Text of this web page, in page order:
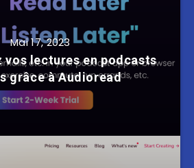
Mai 17, 2023
vos lectures en podcasts
grâce à Audioread